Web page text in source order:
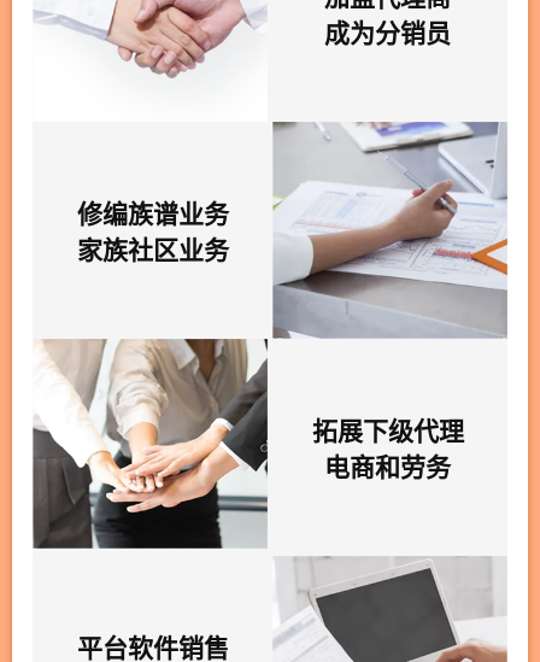
成为分销员
修编族谱业务
家族社区业务
拓展下级代理
电商和劳务
平台软件销售